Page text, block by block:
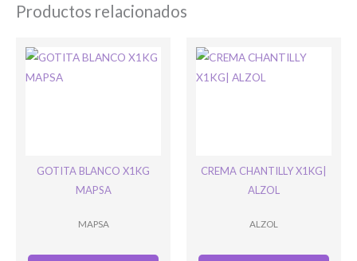
Productos relacionados
GOTITA BLANCO X1KG
MAPSA
MAPSA
CREMA CHANTILLY X1KG|
ALZOL
ALZOL
Ingresar